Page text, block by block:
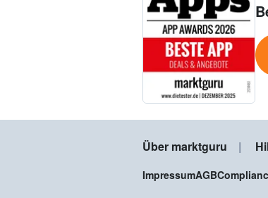
Über marktguru
ImpressumAGB